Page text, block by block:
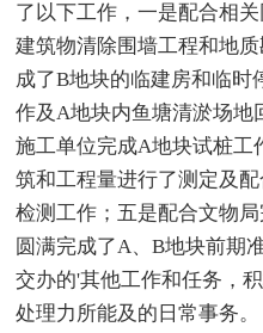
了以下工作，一是配合相
建筑物清除围墙工程和地
成了B地块的临建房和临时
作及A地块内鱼塘清淤场地
施工单位完成A地块试桩工
筑和工程量进行了测定及
检测工作；五是配合文物
圆满完成了A、B地块前期
交办的'其他工作和任务，
处理力所能及的日常事务。